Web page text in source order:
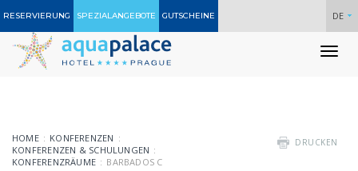
RESERVIERUNG SPEZIALANGEBOTE GUTSCHEINE DE
DRUCKEN
HOME
KONFERENZEN
KONFERENZEN & SCHULUNGEN
KONFERENZRÄUME
BARBADOS C